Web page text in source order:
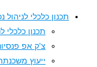
תכנון כלכלי לניהול נכסים
תכנון כלכלי
צ'ק אפ פנסיוני
ייעוץ משכנתה